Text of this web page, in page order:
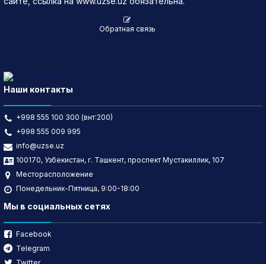
Обратная связь
Наши контакты
+998 555 100 300 (внт:200)
+998 555 009 995
info@uzse.uz
100170, Узбекистан, г. Ташкент, проспект Мустакиллик, 107
Месторасположение
Понедельник-Пятница, 9:00-18:00
Мы в социальных сетях
Facebook
Telegram